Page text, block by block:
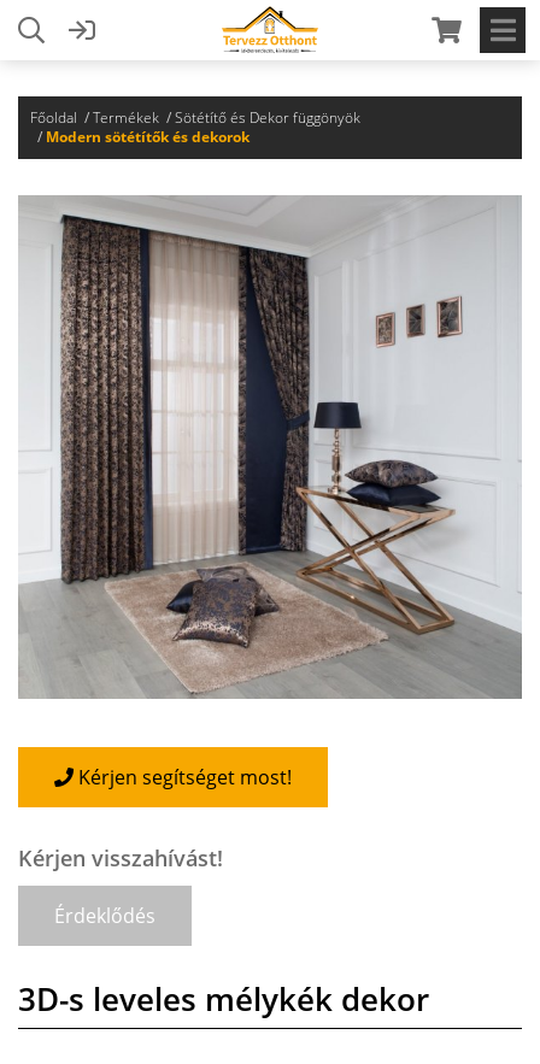
Főoldal Termékek
Sötétítő és Dekor függönyök
Modern sötétítők és dekorok
Kérjen segítséget most!
Kérjen visszahívást!
Érdeklődés
3D-s leveles mélykék dekor